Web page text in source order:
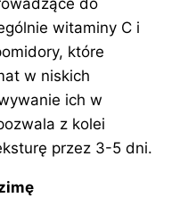
do
witaminy C i
które
w niskich
ich w
z kolei
przez 3-5 dni.